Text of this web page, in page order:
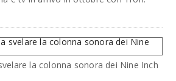
la colonna sonora dei Nine Inch